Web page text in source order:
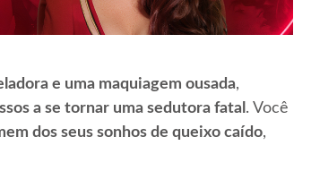
e uma maquiagem ousada,
a se tornar uma sedutora fatal . Você
dos seus sonhos de queixo caído,